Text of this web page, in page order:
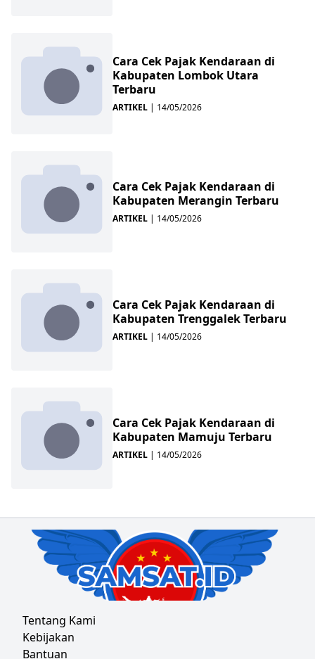
Cara Cek Pajak Kendaraan di
Kabupaten Lombok Utara
Terbaru
ARTIKEL | 14/05/2026
Cara Cek Pajak Kendaraan di
Kabupaten Merangin Terbaru
ARTIKEL | 14/05/2026
Cara Cek Pajak Kendaraan di
Kabupaten Trenggalek Terbaru
ARTIKEL | 14/05/2026
Cara Cek Pajak Kendaraan di
Kabupaten Mamuju Terbaru
ARTIKEL | 14/05/2026
Tentang Kami
Kebijakan
Bantuan